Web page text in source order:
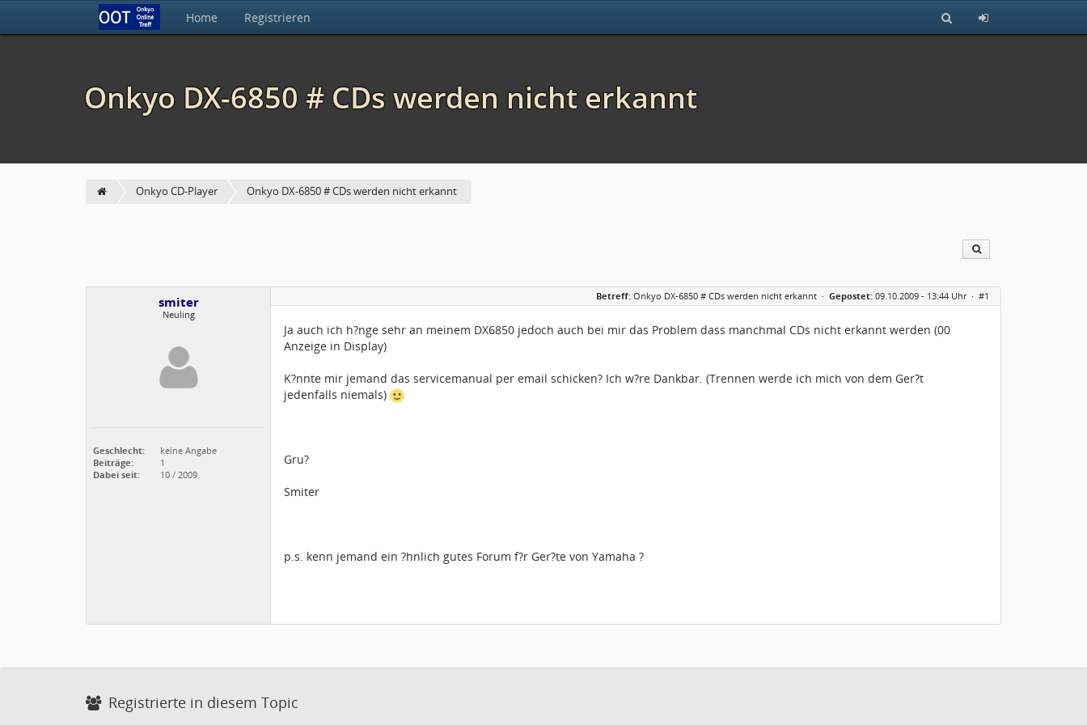
Home Registrieren
Onkyo DX-6850 # CDs werden nicht erkannt
Onkyo CD-Player Onkyo DX-6850 # CDs werden nicht erkannt
smiter
Neuling
Geschlecht:
keine Angabe
Beiträge:
1
Dabei seit:
10 / 2009
Betreff: Onkyo DX-6850 # CDs werden nicht erkannt · Gepostet: 09.10.2009 - 13:44 Uhr · #1
Ja auch ich h?nge sehr an meinem DX6850 jedoch auch bei mir das Problem dass manchmal CDs nicht erkannt werden (00
Anzeige in Display)
K?nnte mir jemand das servicemanual per email schicken? Ich w?re Dankbar. (Trennen werde ich mich von dem Ger?t
jedenfalls niemals)
Gru?
Smiter
p.s. kenn jemand ein ?hnlich gutes Forum f?r Ger?te von Yamaha ?
Registrierte in diesem Topic